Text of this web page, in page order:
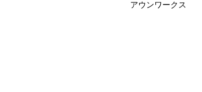
アウンワークス